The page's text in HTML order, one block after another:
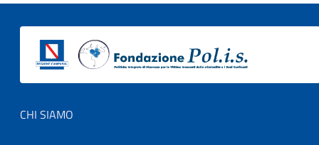
Footer menu
CHI SIAMO